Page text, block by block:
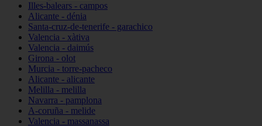
Illes-balears - campos
Alicante - dénia
Santa-cruz-de-tenerife - garachico
Valencia - xàtiva
Valencia - daimús
Girona - olot
Murcia - torre-pacheco
Alicante - alicante
Melilla - melilla
Navarra - pamplona
A-coruña - melide
Valencia - massanassa